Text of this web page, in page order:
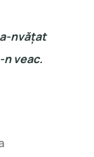
nvăţat
veac.